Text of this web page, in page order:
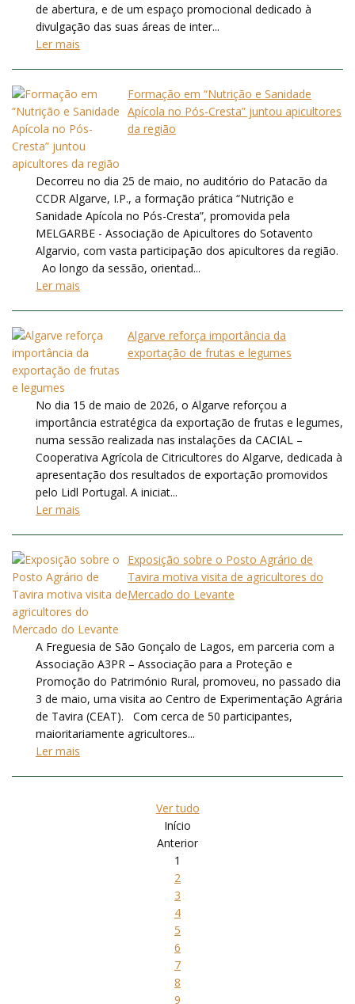
de abertura, e de um espaço promocional dedicado à
divulgação das suas áreas de inter...
Ler mais
Formação em “Nutrição e Sanidade
Apícola no Pós-Cresta” juntou apicultores
da região
Decorreu no dia 25 de maio, no auditório do Patacão da
CCDR Algarve, I.P., a formação prática “Nutrição e
Sanidade Apícola no Pós-Cresta”, promovida pela
MELGARBE - Associação de Apicultores do Sotavento
Algarvio, com vasta participação dos apicultores da região.
Ao longo da sessão, orientad...
Ler mais
Algarve reforça importância da
exportação de frutas e legumes
No dia 15 de maio de 2026, o Algarve reforçou a
importância estratégica da exportação de frutas e legumes,
numa sessão realizada nas instalações da CACIAL –
Cooperativa Agrícola de Citricultores do Algarve, dedicada à
apresentação dos resultados de exportação promovidos
pelo Lidl Portugal. A iniciat...
Ler mais
Exposição sobre o Posto Agrário de
Tavira motiva visita de agricultores do
Mercado do Levante
A Freguesia de São Gonçalo de Lagos, em parceria com a
Associação A3PR – Associação para a Proteção e
Promoção do Património Rural, promoveu, no passado dia
3 de maio, uma visita ao Centro de Experimentação Agrária
de Tavira (CEAT). Com cerca de 50 participantes,
maioritariamente agricultores...
Ler mais
Ver tudo
Início
Anterior
1
2
3
4
5
6
7
8
9